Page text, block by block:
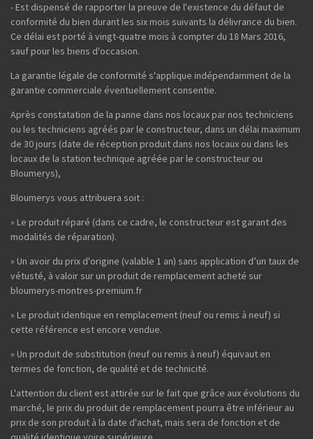
- Est dispensé de rapporter la preuve de l'existence du défaut de
conformité du bien durant les six mois suivants la délivrance du bien.
Ce délai est porté à vingt-quatre mois à compter du 18 Mars 2016,
sauf pour les biens d'occasion.
La garantie légale de conformité s'applique indépendamment de la
garantie commerciale éventuellement consentie.
Après constatation de la panne dans nos locaux par nos techniciens
ou les techniciens agréés par le constructeur, dans un délai maximum
de 30 jours (date de réception produit dans nos locaux ou dans les
locaux de la station technique agréée par le constructeur ou
Bloumerys),
Bloumerys vous attribuera soit :
» Le produit réparé (dans ce cadre, le constructeur est garant des
modalités de réparation).
» Un avoir du prix d'origine (valable 1 an) sans application d’un taux de
vétusté, à valoir sur un produit de remplacement acheté sur
bloumerys-montres-premium.fr
» Le produit identique en remplacement (neuf ou remis à neuf) si
cette référence est encore vendue.
» Un produit de substitution (neuf ou remis à neuf) équivaut en
termes de fonction, de qualité et de technicité.
L'attention du client est attirée sur le fait que grâce aux évolutions du
marché, le prix du produit de remplacement pourra être inférieur au
prix de son produit à la date d'achat, mais sera de fonction et de